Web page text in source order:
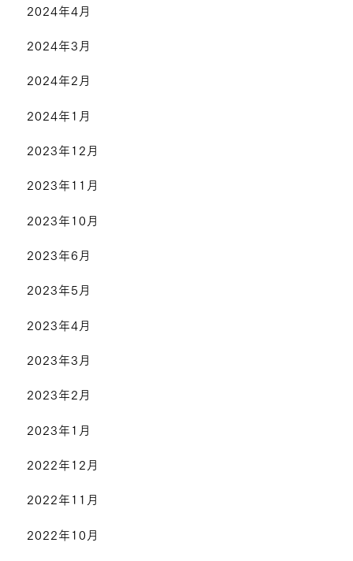
2024年4月
2024年3月
2024年2月
2024年1月
2023年12月
2023年11月
2023年10月
2023年6月
2023年5月
2023年4月
2023年3月
2023年2月
2023年1月
2022年12月
2022年11月
2022年10月